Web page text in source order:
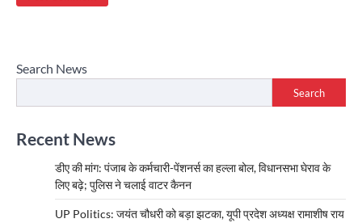
Search News
Search
Recent News
डीए की मांग: पंजाब के कर्मचारी-पेंशनर्स का हल्ला बोल, विधानसभा घेराव के
लिए बढ़े; पुलिस ने चलाई वाटर कैनन
UP Politics: जयंत चौधरी को बड़ा झटका, यूपी प्रदेश अध्यक्ष रामाशीष राय